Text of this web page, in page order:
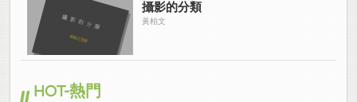
攝影的分類
黃柏文
HOT-熱門